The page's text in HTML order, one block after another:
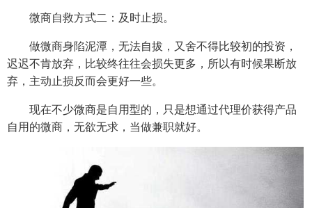
微商自救方式二：及时止损。
做微商身陷泥潭，无法自拔，又舍不得比较初的投资，
迟迟不肯放弃，比较终往往会损失更多，所以有时候果断放
弃，主动止损反而会更好一些。
现在不少微商是自用型的，只是想通过代理价获得产品
自用的微商，无欲无求，当做兼职就好。